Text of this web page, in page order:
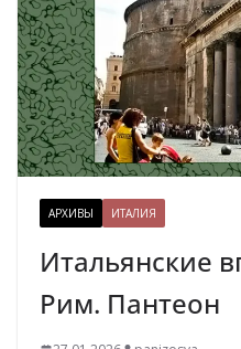
АРХИВЫ ИТАЛИЯ
Итальянские
Рим. Пантеон